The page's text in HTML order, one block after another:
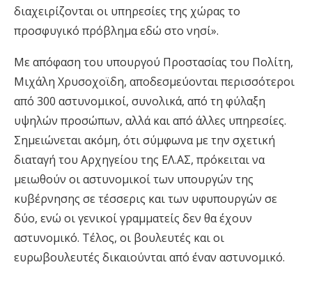
διαχειρίζονται οι υπηρεσίες της χώρας το
προσφυγικό πρόβλημα εδώ στο νησί».
Με απόφαση του υπουργού Προστασίας του Πολίτη,
Μιχάλη Χρυσοχοϊδη, αποδεσμεύονται περισσότεροι
από 300 αστυνομικοί, συνολικά, από τη φύλαξη
υψηλών προσώπων, αλλά και από άλλες υπηρεσίες.
Σημειώνεται ακόμη, ότι σύμφωνα με την σχετική
διαταγή του Αρχηγείου της ΕΛ.ΑΣ, πρόκειται να
μειωθούν οι αστυνομικοί των υπουργών της
κυβέρνησης σε τέσσερις και των υφυπουργών σε
δύο, ενώ οι γενικοί γραμματείς δεν θα έχουν
αστυνομικό. Τέλος, οι βουλευτές και οι
ευρωβουλευτές δικαιούνται από έναν αστυνομικό.